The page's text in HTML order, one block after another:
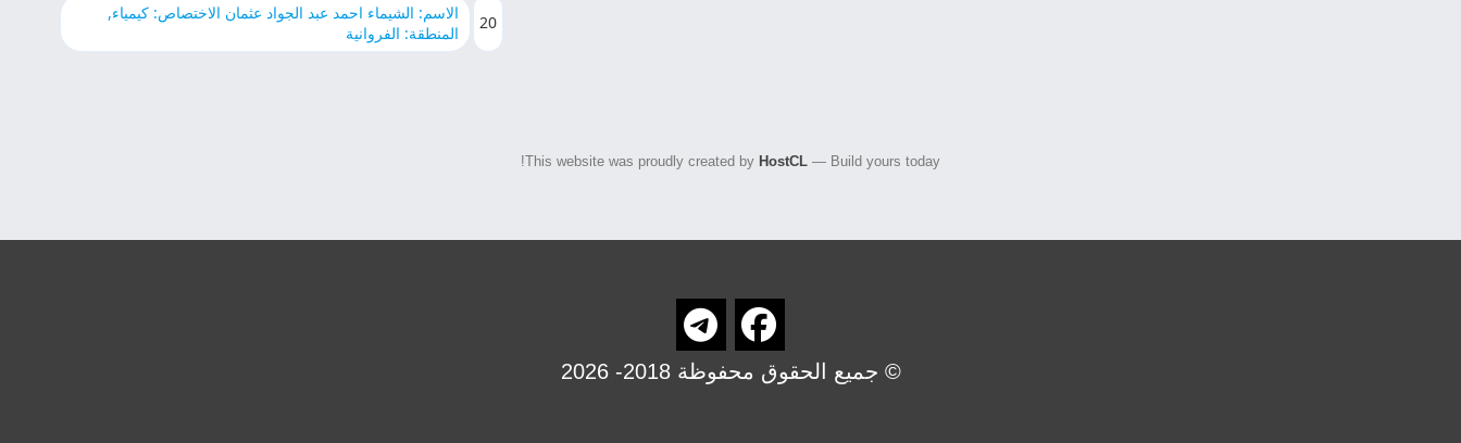
20
الاسم: الشيماء احمد عبد الجواد عثمان الاختصاص: كيمياء,
المنطقة: الفروانية
This website was proudly created by HostCL — Build yours today!
© جميع الحقوق محفوظة 2018- 2026